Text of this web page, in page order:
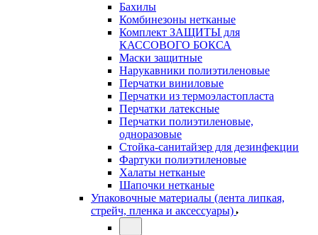
Бахилы
Комбинезоны нетканые
Комплект ЗАЩИТЫ для
КАССОВОГО БОКСА
Маски защитные
Нарукавники полиэтиленовые
Перчатки виниловые
Перчатки из термоэластопласта
Перчатки латексные
Перчатки полиэтиленовые,
одноразовые
Стойка-санитайзер для дезинфекции
Фартуки полиэтиленовые
Халаты нетканые
Шапочки нетканые
Упаковочные материалы (лента липкая,
стрейч, пленка и аксессуары)